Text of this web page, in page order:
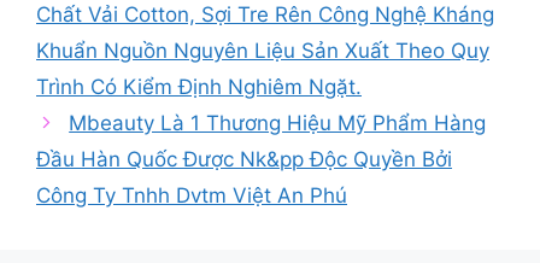
Chất Vải Cotton, Sợi Tre Rên Công Nghệ Kháng
Khuẩn Nguồn Nguyên Liệu Sản Xuất Theo Quy
Trình Có Kiểm Định Nghiêm Ngặt.
Mbeauty Là 1 Thương Hiệu Mỹ Phẩm Hàng
Đầu Hàn Quốc Được Nk&pp Độc Quyền Bởi
Công Ty Tnhh Dvtm Việt An Phú